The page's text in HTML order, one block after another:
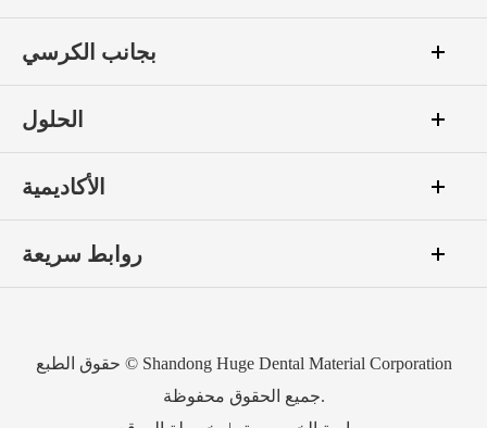
بجانب الكرسي
الحلول
الأكاديمية
روابط سريعة
حقوق الطبع © Shandong Huge Dental Material Corporation
جميع الحقوق محفوظة.